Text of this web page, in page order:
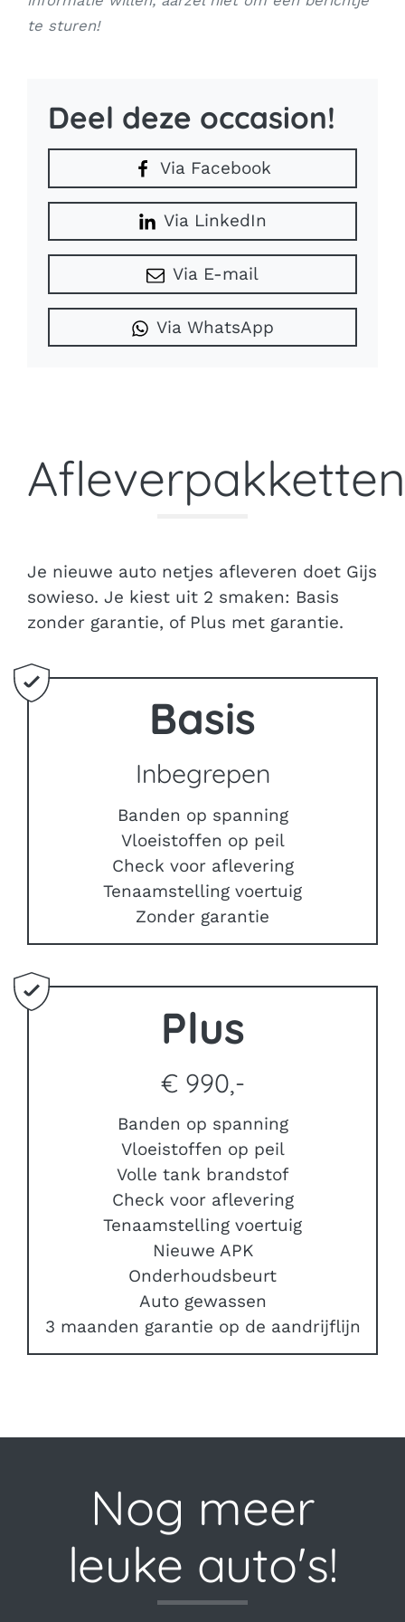
te sturen!
Deel deze occasion!
Via Facebook
Via LinkedIn
Via E-mail
Via WhatsApp
Afleverpakketten
Je nieuwe auto netjes afleveren doet Gijs
sowieso. Je kiest uit 2 smaken: Basis
zonder garantie, of Plus met garantie.
Basis
Inbegrepen
Banden op spanning
Vloeistoffen op peil
Check voor aflevering
Tenaamstelling voertuig
Zonder garantie
Plus
€ 990,-
Banden op spanning
Vloeistoffen op peil
Volle tank brandstof
Check voor aflevering
Tenaamstelling voertuig
Nieuwe APK
Onderhoudsbeurt
Auto gewassen
3 maanden garantie op de aandrijflijn
Nog meer
leuke auto's!